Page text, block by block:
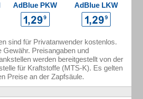
AdBlue PKW AdBlue LKW
sind für Privatanwender kostenlos.
Gewähr. Preisangaben und
werden bereitgestellt von der
für Kraftstoffe (MTS-K). Es gelten
Preise an der Zapfsäule.